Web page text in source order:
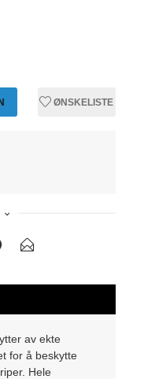
ØNSKELISTE
av ekte
for å beskytte
Hele